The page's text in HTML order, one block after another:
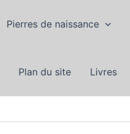
Pierres de naissance
Plan du site Livres